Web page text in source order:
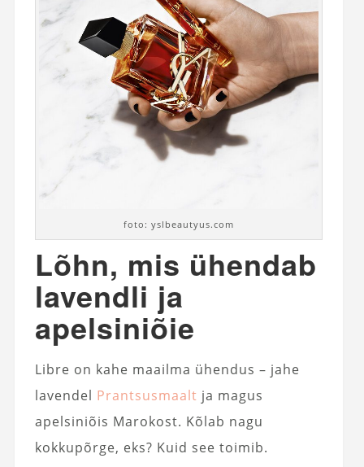
foto: yslbeautyus.com
Lõhn, mis ühendab
lavendli ja
apelsiniõie
Libre on kahe maailma ühendus – jahe
lavendel Prantsusmaalt ja magus
apelsiniõis Marokost. Kõlab nagu
kokkupõrge, eks? Kuid see toimib.